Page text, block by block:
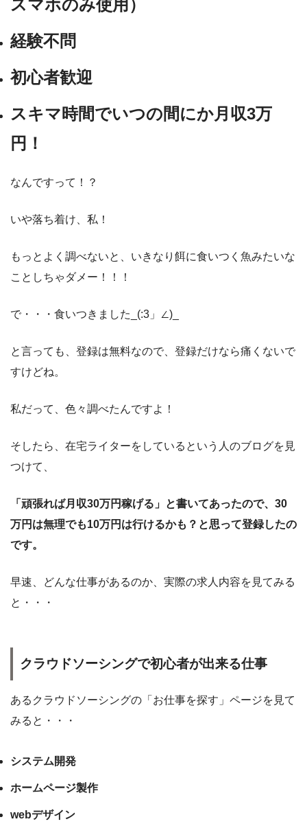
スマホのみ使用）
経験不問
初心者歓迎
スキマ時間でいつの間にか月収3万
円！
なんですって！？
いや落ち着け、私！
もっとよく調べないと、いきなり餌に食いつく魚みたいな
ことしちゃダメー！！！
で・・・食いつきました_(:3」∠)_
と言っても、登録は無料なので、登録だけなら痛くないで
すけどね。
私だって、色々調べたんですよ！
そしたら、在宅ライターをしているという人のブログを見
つけて、
「頑張れば月収30万円稼げる」と書いてあったので、30
万円は無理でも10万円は行けるかも？と思って登録したの
です。
早速、どんな仕事があるのか、実際の求人内容を見てみる
と・・・
クラウドソーシングで初心者が出来る仕事
あるクラウドソーシングの「お仕事を探す」ページを見て
みると・・・
システム開発
ホームページ製作
webデザイン